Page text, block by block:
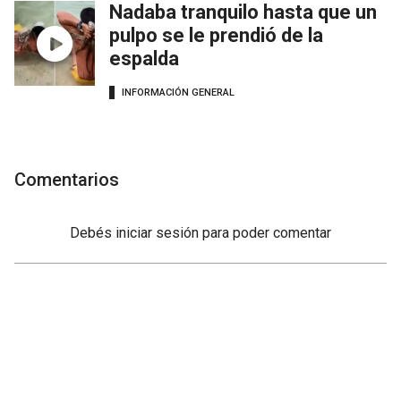
Nadaba tranquilo hasta que un
pulpo se le prendió de la
espalda
INFORMACIÓN GENERAL
Comentarios
Debés iniciar sesión para poder comentar